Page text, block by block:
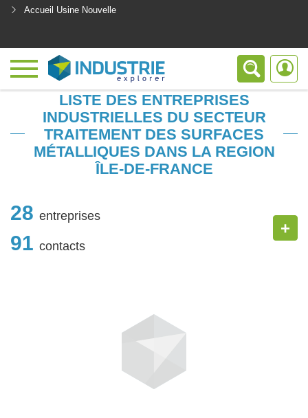
Accueil Usine Nouvelle
LISTE DES ENTREPRISES
INDUSTRIELLES DU SECTEUR
TRAITEMENT DES SURFACES
MÉTALLIQUES DANS LA REGION
ÎLE-DE-FRANCE
28 entreprises
91 contacts
+